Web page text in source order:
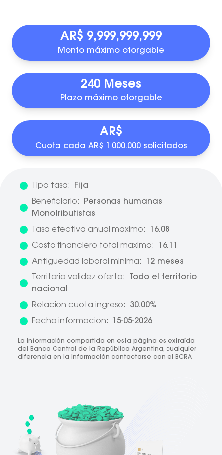
AR$ 9,999,999,999
Monto máximo otorgable
240 Meses
Plazo máximo otorgable
AR$
Cuota cada AR$ 1.000.000 solicitados
Tipo tasa:
Fija
Beneficiario:
Personas humanas
Monotributistas
Tasa efectiva anual maximo:
16.08
Costo financiero total maximo:
16.11
Antiguedad laboral minima:
12 meses
Territorio validez oferta:
Todo el territorio
nacional
Relacion cuota ingreso:
30.00%
Fecha informacion:
15-05-2026
La información compartida en esta página es extraída
del Banco Central de la República Argentina, cualquier
diferencia en la información contactarse con el BCRA